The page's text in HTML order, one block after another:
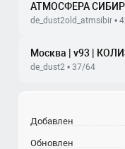
АТМОСФЕРА
de_dust2old_atmsibir •
de_dust2 • 37/64
Добавлен
Обновлен